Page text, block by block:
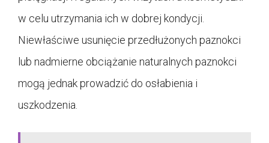
w celu utrzymania ich w dobrej kondycji.
Niewłaściwe usunięcie przedłużonych paznokci
lub nadmierne obciążanie naturalnych paznokci
mogą jednak prowadzić do osłabienia i
uszkodzenia.